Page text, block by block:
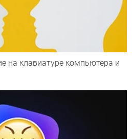
на клавиатуре компьютера и